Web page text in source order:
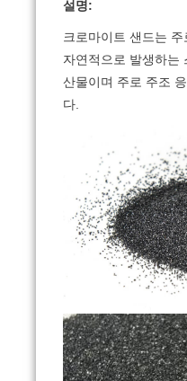
설명:
크로마이트 샌드는
자연적으로 발생하는
산물이며 주로 주조
다.